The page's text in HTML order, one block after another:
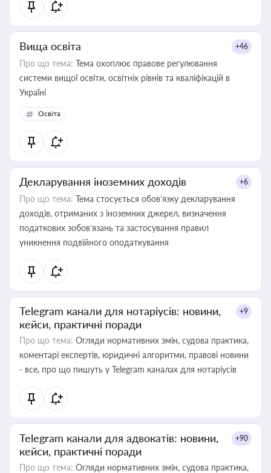
Вища освіта +46
Про що тема: Тема охоплює правове регулювання
системи вищої освіти, освітніх рівнів та кваліфікацій в
Україні
Освіта
Декларування іноземних доходів +6
Про що тема: Тема стосується обов’язку декларування
доходів, отриманих з іноземних джерел, визначення
податкових зобов’язань та застосування правил
уникнення подвійного оподаткування
Telegram канали для нотаріусів: новини,
кейси, практичні поради
+9
Про що тема: Огляди нормативних змін, судова практика,
коментарі експертів, юридичні алгоритми, правові новини
- все, про що пишуть у Telegram каналах для нотаріусів
Telegram канали для адвокатів: новини,
кейси, практичні поради
+90
Про що тема: Огляди нормативних змін, судова практика,